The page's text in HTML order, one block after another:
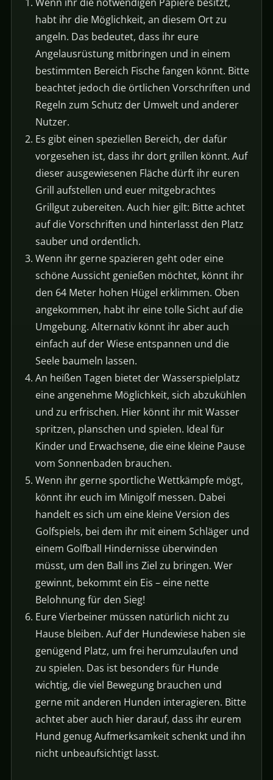
habt ihr die Möglichkeit, an diesem Ort zu
angeln. Das bedeutet, dass ihr eure
Angelausrüstung mitbringen und in einem
bestimmten Bereich Fische fangen könnt. Bitte
beachtet jedoch die örtlichen Vorschriften und
Regeln zum Schutz der Umwelt und anderer
Nutzer.
Es gibt einen speziellen Bereich, der dafür
vorgesehen ist, dass ihr dort grillen könnt. Auf
dieser ausgewiesenen Fläche dürft ihr euren
Grill aufstellen und euer mitgebrachtes
Grillgut zubereiten. Auch hier gilt: Bitte achtet
auf die Vorschriften und hinterlasst den Platz
sauber und ordentlich.
Wenn ihr gerne spazieren geht oder eine
schöne Aussicht genießen möchtet, könnt ihr
den 64 Meter hohen Hügel erklimmen. Oben
angekommen, habt ihr eine tolle Sicht auf die
Umgebung. Alternativ könnt ihr aber auch
einfach auf der Wiese entspannen und die
Seele baumeln lassen.
An heißen Tagen bietet der Wasserspielplatz
eine angenehme Möglichkeit, sich abzukühlen
und zu erfrischen. Hier könnt ihr mit Wasser
spritzen, planschen und spielen. Ideal für
Kinder und Erwachsene, die eine kleine Pause
vom Sonnenbaden brauchen.
Wenn ihr gerne sportliche Wettkämpfe mögt,
könnt ihr euch im Minigolf messen. Dabei
handelt es sich um eine kleine Version des
Golfspiels, bei dem ihr mit einem Schläger und
einem Golfball Hindernisse überwinden
müsst, um den Ball ins Ziel zu bringen. Wer
gewinnt, bekommt ein Eis – eine nette
Belohnung für den Sieg!
Eure Vierbeiner müssen natürlich nicht zu
Hause bleiben. Auf der Hundewiese haben sie
genügend Platz, um frei herumzulaufen und
zu spielen. Das ist besonders für Hunde
wichtig, die viel Bewegung brauchen und
gerne mit anderen Hunden interagieren. Bitte
achtet aber auch hier darauf, dass ihr eurem
Hund genug Aufmerksamkeit schenkt und ihn
nicht unbeaufsichtigt lasst.